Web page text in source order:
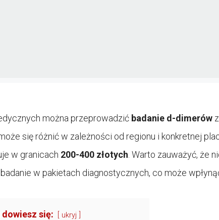
można przeprowadzić badanie d-dimerów
się różnić w zależności od regionu i konkretnej
w granicach 200-400 złotych . Warto zauważyć, że
w pakietach diagnostycznych, co może
się: ukryj